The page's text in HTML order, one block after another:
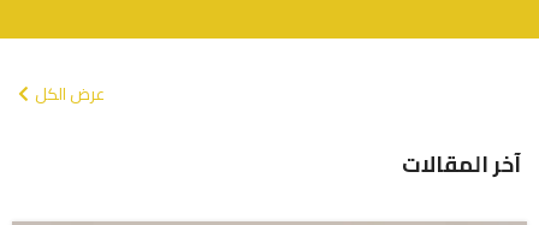
عرض الكل
آخر المقالات